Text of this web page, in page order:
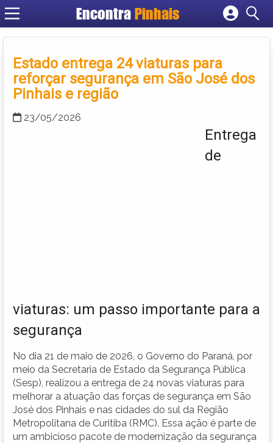
Encontra Pinhais
Cadastrar empresa
Criar conta
Estado entrega 24 viaturas para
reforçar segurança em São José dos
Pinhais e região
23/05/2026
Entrega
de
viaturas: um passo importante para a
segurança
No dia 21 de maio de 2026, o Governo do Paraná, por
meio da Secretaria de Estado da Segurança Pública
(Sesp), realizou a entrega de 24 novas viaturas para
melhorar a atuação das forças de segurança em São
José dos Pinhais e nas cidades do sul da Região
Metropolitana de Curitiba (RMC). Essa ação é parte de
um ambicioso pacote de modernização da segurança